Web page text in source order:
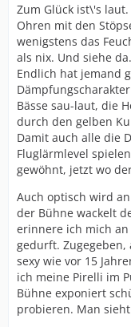
Zum Glück ist\'s
Ohren mit den
wenigstens das
als nix. Und siehe
Endlich hat jemand
Bässe sau-laut, die
durch den gelben
Damit auch alle die
Fluglärmlevel
gewöhnt, jetzt wo
Auch optisch wird
der Bühne wackelt
erinnere ich mich
gedurft.
sexy wie vor 15
ich meine Pirelli im
Bühne exponiert
probieren. Man